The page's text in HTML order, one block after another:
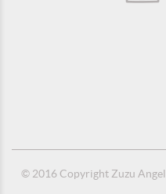
© 2016 Copyright Zuzu Angel